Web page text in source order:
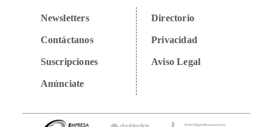
Newsletters
Contáctanos
Suscripciones
Anúnciate
Directorio
Privacidad
Aviso Legal